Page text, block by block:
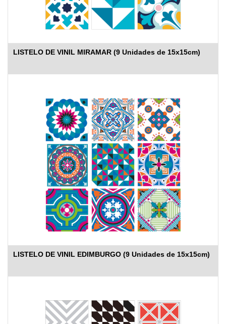
LISTELO DE VINIL MIRAMAR (9 Unidades de 15x15cm)
LISTELO DE VINIL EDIMBURGO (9 Unidades de 15x15cm)